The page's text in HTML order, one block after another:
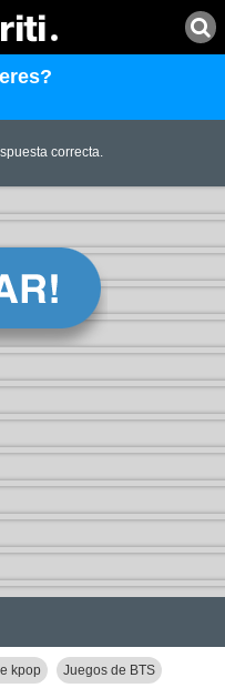
correcta.
kpop Juegos de BTS